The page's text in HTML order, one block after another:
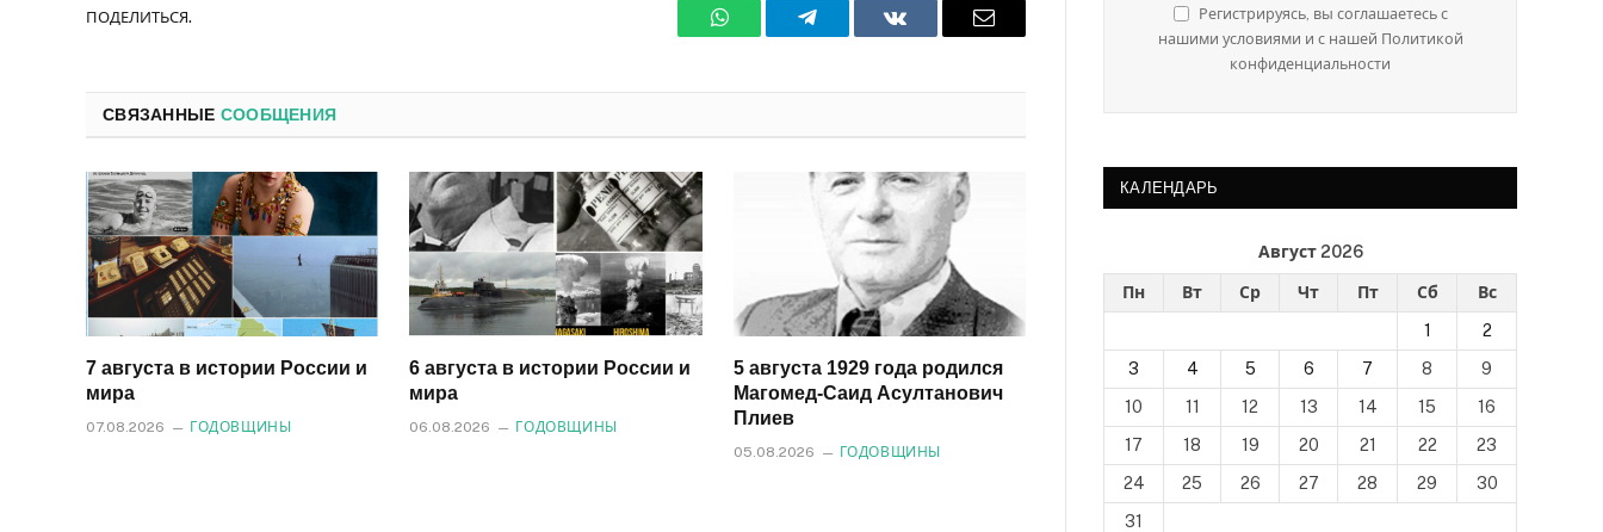
ПОДЕЛИТЬСЯ.
WhatsAppТелеграммВКонтактеЭлектронная
СВЯЗАННЫЕ СООБЩЕНИЯ
7 августа в истории России и
мира
07.08.2026 ГОДОВЩИНЫ
6 августа в истории России и
мира
06.08.2026 ГОДОВЩИНЫ
5 августа 1929 года родился
Магомед‑Саид Асултанович
Плиев
05.08.2026 ГОДОВЩИНЫ
Регистрируясь, вы соглашаетесь с
нашими условиями и с нашей Политикой
конфиденциальности
КАЛЕНДАРЬ
Август 2026
Пн Вт Ср Чт Пт Сб
Вс
1
2
3
4 5 6 7 8
9
10
11 12 13 14 15
16
17
18 19 20 21 22
23
24
25 26 27 28 29
30
31